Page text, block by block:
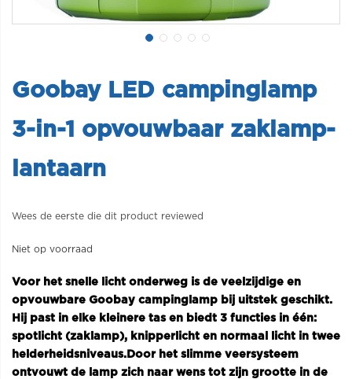
Goobay LED campinglamp
3-in-1 opvouwbaar zaklamp-
lantaarn
Wees de eerste die dit product reviewed
Niet op voorraad
Voor het snelle licht onderweg is de veelzijdige en
opvouwbare Goobay campinglamp bij uitstek geschikt.
Hij past in elke kleinere tas en biedt 3 functies in één:
spotlicht (zaklamp), knipperlicht en normaal licht in twee
helderheidsniveaus. Door het slimme veersysteem
ontvouwt de lamp zich naar wens tot zijn grootte in de